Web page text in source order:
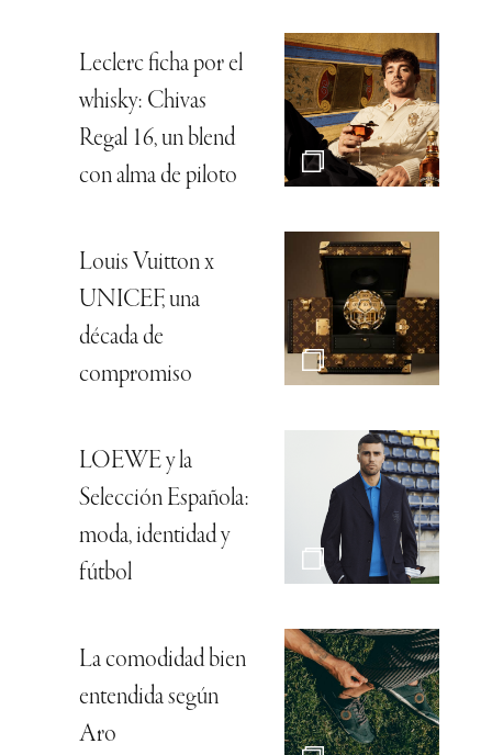
Leclerc ficha por el
whisky: Chivas
Regal 16, un blend
con alma de piloto
Louis Vuitton x
UNICEF, una
década de
compromiso
LOEWE y la
Selección Española:
moda, identidad y
fútbol
La comodidad bien
entendida según
Aro